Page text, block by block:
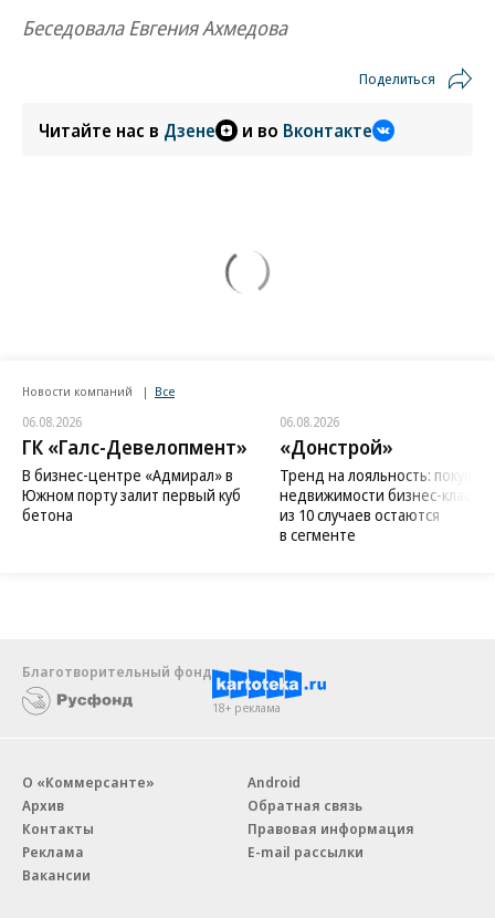
Беседовала Евгения Ахмедова
Поделиться
Читайте нас в Дзене и во Вконтакте
Новости компаний Все
06.08.2026
ГК «Галс-Девелопмент»
В бизнес-центре «Адмирал» в
Южном порту залит первый куб
бетона
06.08.2026
«Донстрой»
Тренд на лояльность:
недвижимости бизнес-класса
из 10 случаев остаются
в сегменте
Благотворительный фонд
18+ реклама
О «Коммерсанте»
Архив
Контакты
Реклама
Вакансии
Android
Обратная связь
Правовая информация
E-mail рассылки